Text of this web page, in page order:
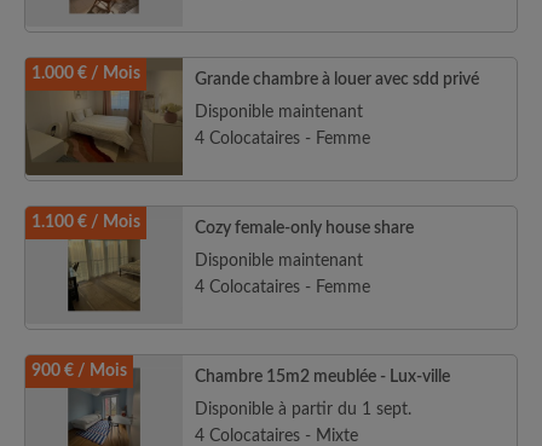
1.000 € / Mois
Grande chambre à louer avec sdd privé
Disponible maintenant
4 Colocataires - Femme
1.100 € / Mois
Cozy female-only house share
Disponible maintenant
4 Colocataires - Femme
900 € / Mois
Chambre 15m2 meublée - Lux-ville
Disponible à partir du 1 sept.
4 Colocataires - Mixte